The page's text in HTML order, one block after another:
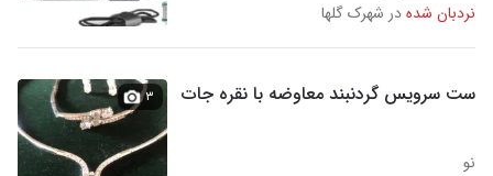
نردبان شدهدر شهرک گلها
ست سرویس گردنبند معاوضه با نقره جات
نو
۳